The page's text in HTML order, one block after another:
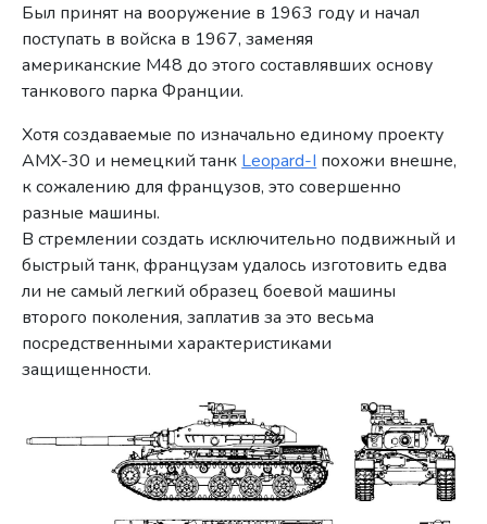
Был принят на вооружение в 1963 году и начал
поступать в войска в 1967, заменяя
американские М48 до этого составлявших основу
танкового парка Франции.
Хотя создаваемые по изначально единому проекту
AMX-30 и немецкий танкLeopard-Iпохожи внешне,
к сожалению для французов, это совершенно
разные машины.
В стремлении создать исключительно подвижный и
быстрый танк, французам удалось изготовить едва
ли не самый легкий образец боевой машины
второго поколения, заплатив за это весьма
посредственными характеристиками
защищенности.